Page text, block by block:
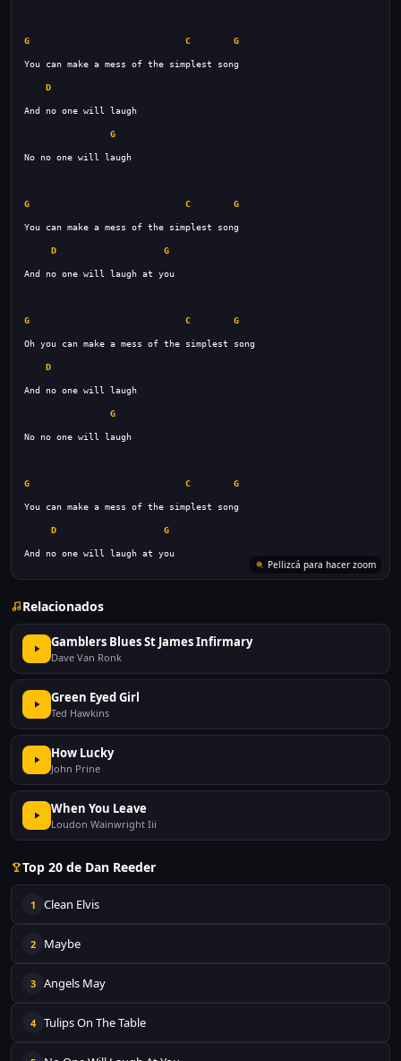
G C G
D
G
G C G
D G
G C G
D
G
G C G
D G
And no one will laugh at you
Pellizcá para hacer zoom
Relacionados
Gamblers Blues St James Infirmary
Dave Van Ronk
Green Eyed Girl
Ted Hawkins
How Lucky
John Prine
When You Leave
Loudon Wainwright Iii
Top 20 de Dan Reeder
1 Clean Elvis
2 Maybe
3 Angels May
4 Tulips On The Table